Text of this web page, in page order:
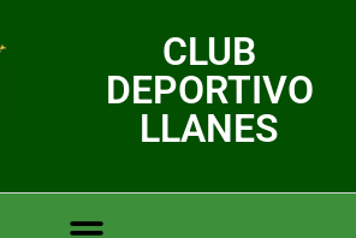
CLUB
DEPORTIVO
LLANES